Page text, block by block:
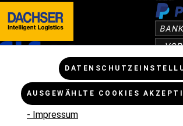
Versandkostenund ggf. Nachnahmegebühren,
AUSGEWÄHLTE COOKIES
- Impressum